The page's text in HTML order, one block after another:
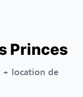
Princes
location de